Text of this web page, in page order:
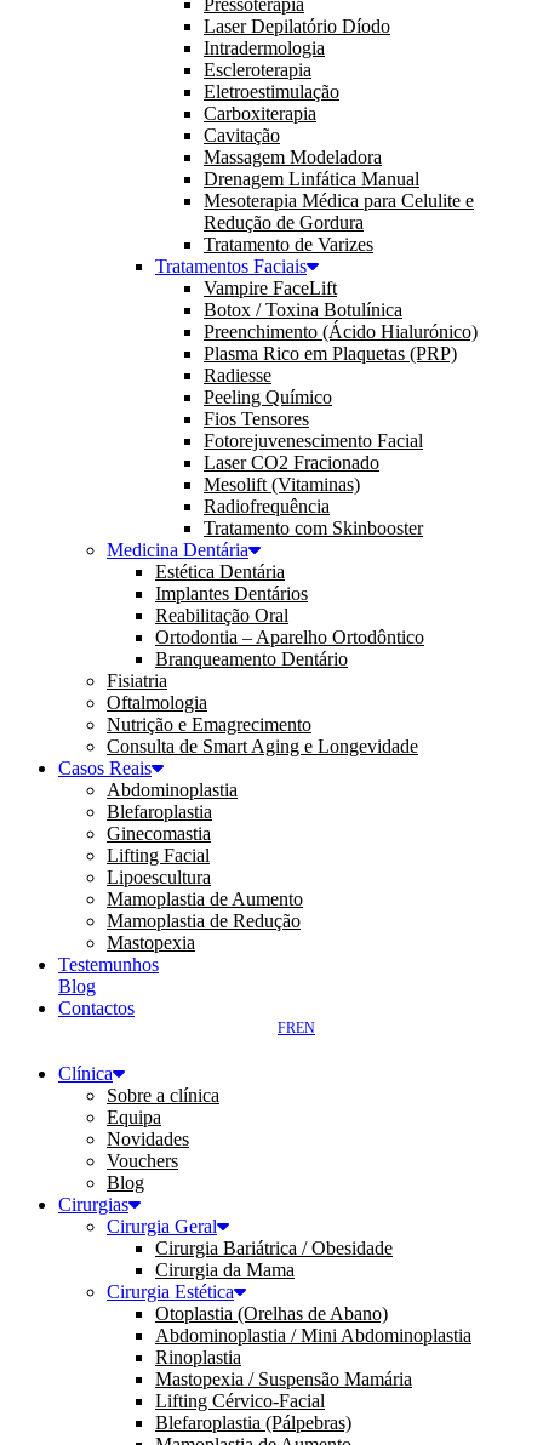
Laser Depilatório Díodo
Intradermologia
Escleroterapia
Eletroestimulação
Carboxiterapia
Cavitação
Massagem Modeladora
Drenagem Linfática Manual
Mesoterapia Médica para Celulite e
Redução de Gordura
Tratamento de Varizes
Tratamentos Faciais
Vampire FaceLift
Botox / Toxina Botulínica
Preenchimento (Ácido Hialurónico)
Plasma Rico em Plaquetas (PRP)
Radiesse
Peeling Químico
Fios Tensores
Fotorejuvenescimento Facial
Laser CO2 Fracionado
Mesolift (Vitaminas)
Radiofrequência
Tratamento com Skinbooster
Medicina Dentária
Estética Dentária
Implantes Dentários
Reabilitação Oral
Ortodontia – Aparelho Ortodôntico
Branqueamento Dentário
Fisiatria
Oftalmologia
Nutrição e Emagrecimento
Consulta de Smart Aging e Longevidade
Casos Reais
Abdominoplastia
Blefaroplastia
Ginecomastia
Lifting Facial
Lipoescultura
Mamoplastia de Aumento
Mamoplastia de Redução
Mastopexia
Testemunhos
Blog
Contactos
EN
FR
Clínica
Sobre a clínica
Equipa
Novidades
Vouchers
Blog
Cirurgias
Cirurgia Geral
Cirurgia Bariátrica / Obesidade
Cirurgia da Mama
Cirurgia Estética
Otoplastia (Orelhas de Abano)
Abdominoplastia / Mini Abdominoplastia
Rinoplastia
Mastopexia / Suspensão Mamária
Lifting Cérvico-Facial
Blefaroplastia (Pálpebras)